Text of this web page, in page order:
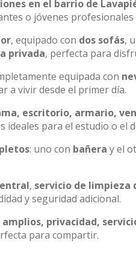
en el barrio de
o jóvenes
, equipado con dos sofás,
privada, perfecta para
equipada con
a vivir desde el primer día.
escritorio, armario,
ideales para el estudio o el
: uno con bañera y el
, servicio de limpieza
y seguridad adicional.
amplios, privacidad,
para compartir.